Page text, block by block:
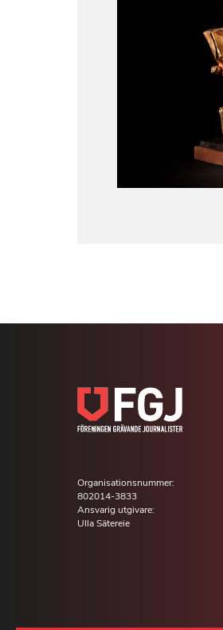
Organisationsnummer:
802014-3833
Ansvarig utgivare:
Ulla Sätereie